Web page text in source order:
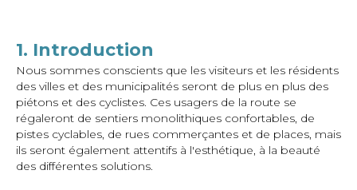
1. Introduction
Nous sommes conscients que les visiteurs et les résidents
des villes et des municipalités seront de plus en plus des
piétons et des cyclistes. Ces usagers de la route se
régaleront de sentiers monolithiques confortables, de
pistes cyclables, de rues commerçantes et de places, mais
ils seront également attentifs à l'esthétique, à la beauté
des différentes solutions.